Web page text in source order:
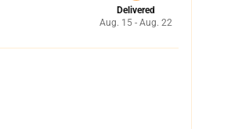
Delivered
Aug. 15 - Aug. 22